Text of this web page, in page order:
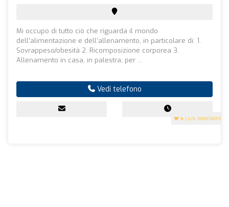
5 (126 recensioni)
Mi occupo di tutto ciò che riguarda il mondo
dell’alimentazione e dell’allenamento, in particolare di: 1.
Sovrappeso/obesità 2. Ricomposizione corporea 3.
Allenamento in casa, in palestra, per ...
Vedi telefono